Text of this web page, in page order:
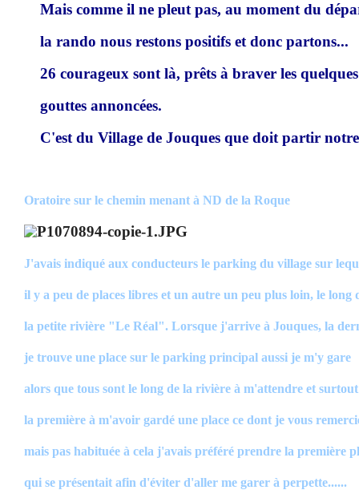
Mais comme il ne pleut pas, au moment du
la rando nous restons positifs et donc partons...
26 courageux sont là, prêts à braver les quelques
gouttes annoncées.
C'est du Village de Jouques que doit partir
Oratoire sur le chemin menant à ND de la Roque
J'avais indiqué aux conducteurs le parking du village sur
il y a peu de places libres et un autre un peu plus loin, le long
la petite rivière "Le Réal". Lorsque j'arrive à Jouques, la
je trouve une place sur le parking principal aussi je m'y gare
alors que tous sont le long de la rivière à m'attendre et
la première à m'avoir gardé une place ce dont je vous
mais pas habituée à cela j'avais préféré prendre la première
qui se présentait afin d'éviter d'aller me garer à perpette......